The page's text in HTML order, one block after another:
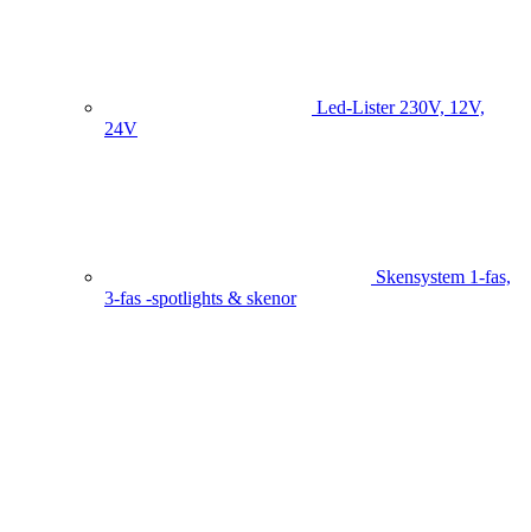
Led-Lister 230V, 12V,
24V
Skensystem 1-fas,
3-fas -spotlights & skenor